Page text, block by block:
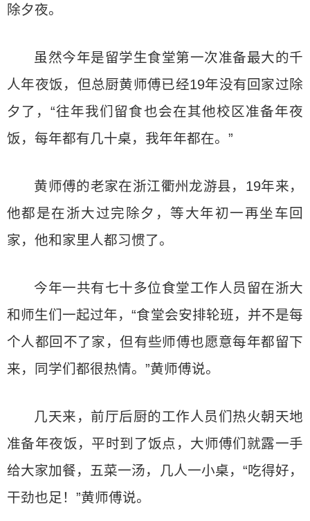
除夕夜。
虽然今年是留学生食堂第一次准备最大的千
人年夜饭，但总厨黄师傅已经19年没有回家过除
夕了，“往年我们留食也会在其他校区准备年夜
饭，每年都有几十桌，我年年都在。”
黄师傅的老家在浙江衢州龙游县，19年来，
他都是在浙大过完除夕，等大年初一再坐车回
家，他和家里人都习惯了。
今年一共有七十多位食堂工作人员留在浙大
和师生们一起过年，“食堂会安排轮班，并不是每
个人都回不了家，但有些师傅也愿意每年都留下
来，同学们都很热情。”黄师傅说。
几天来，前厅后厨的工作人员们热火朝天地
准备年夜饭，平时到了饭点，大师傅们就露一手
给大家加餐，五菜一汤，几人一小桌，“吃得好，
干劲也足！”黄师傅说。